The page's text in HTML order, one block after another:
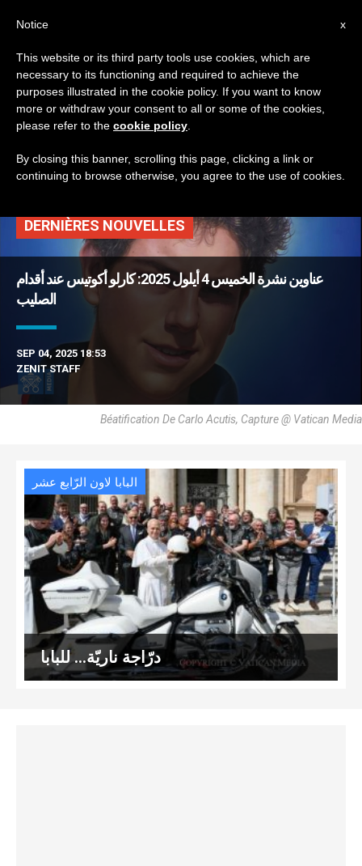
TAG
Posts Tagged ‘درّاجة
ناريّة’
DERNIÈRES NOUVELLES
عناوين نشرة الخميس 4 أيلول 2025: كارلو أكوتيس عند أقدام
الصليب
SEP 04, 2025 18:53
ZENIT STAFF
Béatification De Carlo Acutis, Capture @ Vatican Media
البابا لاون الرّابع عشر
درّاجة ناريّة… للبابا
x
Notice
This website or its third party tools use cookies, which are
necessary to its functioning and required to achieve the
purposes illustrated in the cookie policy. If you want to know
more or withdraw your consent to all or some of the cookies,
please refer to the cookie policy
By closing this banner, scrolling this page, clicking a link or
continuing to browse otherwise, you agree to the use of cookies.